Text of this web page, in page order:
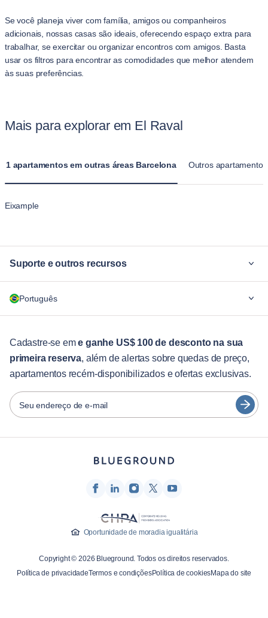
Se você planeja viver com família, amigos ou companheiros
adicionais, nossas casas são ideais, oferecendo espaço extra para
trabalhar, se exercitar ou organizar encontros com amigos. Basta
usar os filtros para encontrar as comodidades que melhor atendem
às suas preferências.
Mais para explorar em El Raval
1 apartamentos em outras áreas Barcelona Outros
Eixample
Suporte e outros recursos
Para empresas
Serviços aos hóspedes
Guias da cidade
Parceiros
Operadoras de aluguel mobiliado
Influenciadores e afiliados
Carreiras
Português
English
Português
Español
Cadastre-se eme ganhe US$ 100 de desconto na sua
primeira reserva, além de alertas sobre quedas de preço,
apartamentos recém-disponibilizados e ofertas exclusivas.
Seu endereço de e-mail
Oportunidade de moradia igualitária
Copyright © 2026 Blueground. Todos os direitos reservados.
Política de privacidadeTermos e condiçõesPolítica de cookiesMapa do site